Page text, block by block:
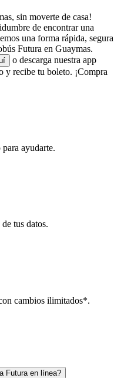
sin moverte de casa!
de encontrar una
una forma rápida, segura
Futura en Guaymas.
o descarga nuestra app
y recibe tu boleto. ¡Compra
ayudarte.
tus datos.
cambios ilimitados*.
Futura en línea?